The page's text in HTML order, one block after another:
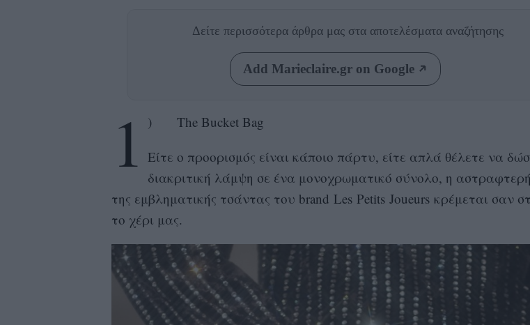
Δείτε περισσότερα άρθρα μας στα αποτελέσματα αναζήτησης
Add Marieclaire.gr on Google
1 ) Τhe Bucket Bag
Είτε ο προορισμός είναι κάποιο πάρτυ, είτε απλά θέλετε να
διακριτική λάμψη σε ένα μονοχρωματικό σύνολο, η
της εμβληματικής τσάντας του brand Les Petits Joueurs κρέμεται σαν
το χέρι μας.